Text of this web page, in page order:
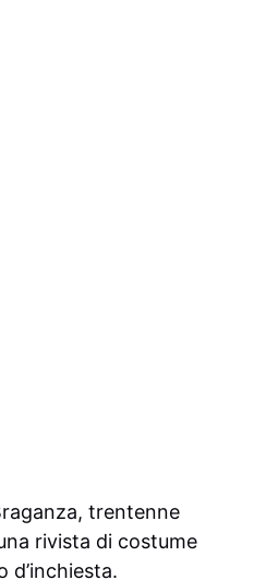
trentenne
rivista di costume
d’inchiesta.